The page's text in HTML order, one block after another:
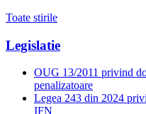
Toate stirile
Legislatie
OUG 13/2011 privind
penalizatoare
Legea 243 din 2024
IFN